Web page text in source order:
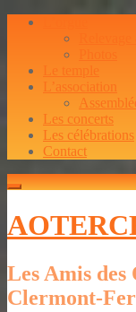
Le temple
L’association
Les concerts
Les célébrations
Contact
Les Amis des
Clermont-